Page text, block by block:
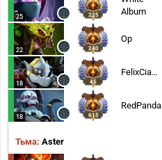
25 225
Album
22 240
Op
18 45
FelixCiaoBa
18 615
RedPanda
Тьма: Aster